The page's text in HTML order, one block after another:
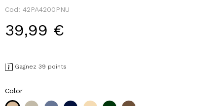
Cod: 42PA4200PNU
39,99 €
Gagnez 39 points
Color